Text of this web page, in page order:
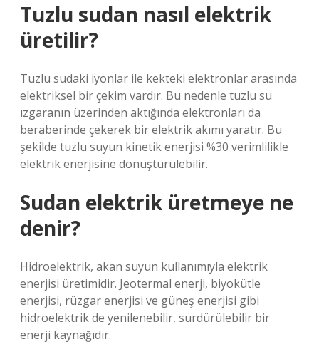
Tuzlu sudan nasıl elektrik
üretilir?
Tuzlu sudaki iyonlar ile kekteki elektronlar arasında
elektriksel bir çekim vardır. Bu nedenle tuzlu su
ızgaranın üzerinden aktığında elektronları da
beraberinde çekerek bir elektrik akımı yaratır. Bu
şekilde tuzlu suyun kinetik enerjisi %30 verimlilikle
elektrik enerjisine dönüştürülebilir.
Sudan elektrik üretmeye ne
denir?
Hidroelektrik, akan suyun kullanımıyla elektrik
enerjisi üretimidir. Jeotermal enerji, biyokütle
enerjisi, rüzgar enerjisi ve güneş enerjisi gibi
hidroelektrik de yenilenebilir, sürdürülebilir bir
enerji kaynağıdır.